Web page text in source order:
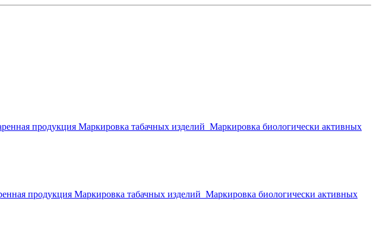
продукция Маркировка табачных изделий Маркировка биологически активных
продукция Маркировка табачных изделий Маркировка биологически активных